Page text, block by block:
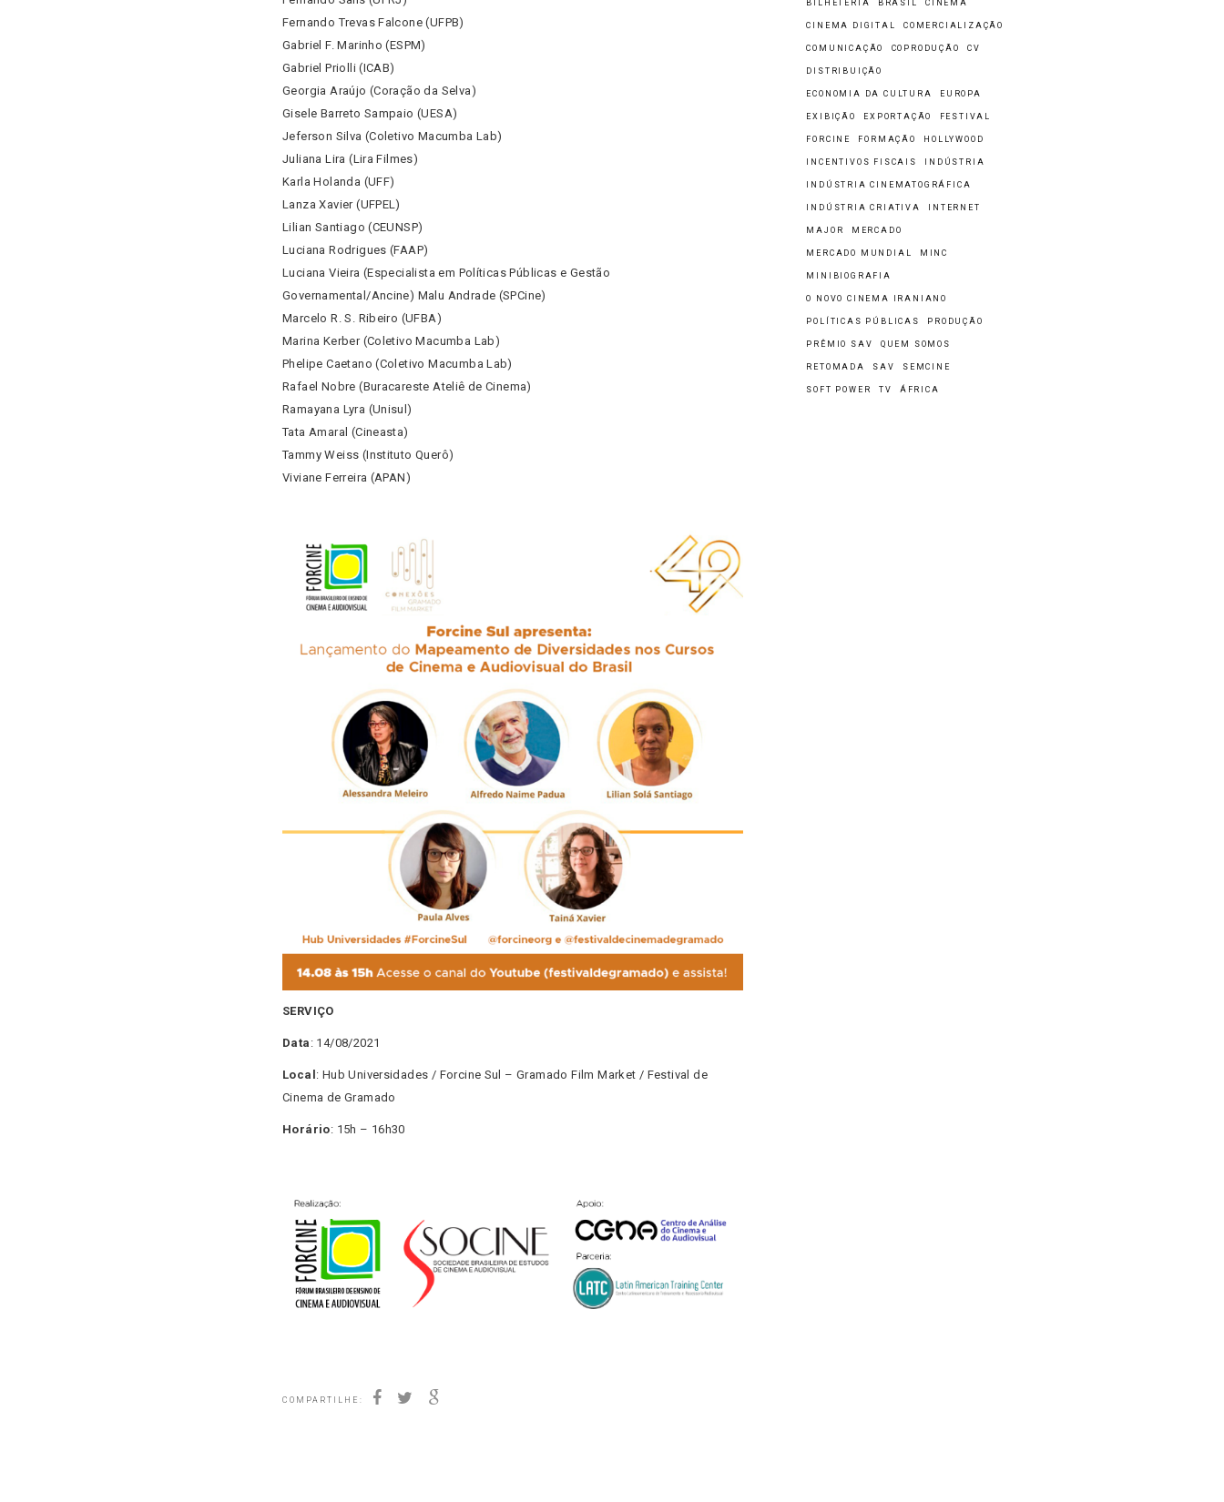
Fernando Trevas Falcone (UFPB)
Gabriel F. Marinho (ESPM)
Gabriel Priolli (ICAB)
Georgia Araújo (Coração da Selva)
Gisele Barreto Sampaio (UESA)
Jeferson Silva (Coletivo Macumba Lab)
Juliana Lira (Lira Filmes)
Karla Holanda (UFF)
Lanza Xavier (UFPEL)
Lilian Santiago (CEUNSP)
Luciana Rodrigues (FAAP)
Luciana Vieira (Especialista em Políticas Públicas e Gestão
Governamental/Ancine) Malu Andrade (SPCine)
Marcelo R. S. Ribeiro (UFBA)
Marina Kerber (Coletivo Macumba Lab)
Phelipe Caetano (Coletivo Macumba Lab)
Rafael Nobre (Buracareste Ateliê de Cinema)
Ramayana Lyra (Unisul)
Tata Amaral (Cineasta)
Tammy Weiss (Instituto Querô)
Viviane Ferreira (APAN)
SERVIÇO
Data : 14/08/2021
Local : Hub Universidades / Forcine Sul – Gramado Film Market / Festival de
Cinema de Gramado
Horário: 15h – 16h30
COMPARTILHE:
BILHETERIA BRASIL CINEMA
CINEMA DIGITAL COMERCIALIZAÇÃO
COMUNICAÇÃO COPRODUÇÃO CV
DISTRIBUIÇÃO
ECONOMIA DA CULTURA EUROPA
EXIBIÇÃO EXPORTAÇÃO FESTIVAL
FORCINE FORMAÇÃO HOLLYWOOD
INCENTIVOS FISCAIS INDÚSTRIA
INDÚSTRIA CINEMATOGRÁFICA
INDÚSTRIA CRIATIVA INTERNET
MAJOR MERCADO
MERCADO MUNDIAL MINC
MINIBIOGRAFIA
O NOVO CINEMA IRANIANO
POLÍTICAS PÚBLICAS PRODUÇÃO
PRÊMIO SAV QUEM SOMOS
RETOMADA SAV SEMCINE
SOFT POWER TV ÁFRICA